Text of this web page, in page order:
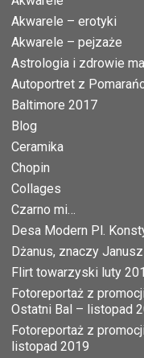
Akwarele – erotyki
Akwarele – pejzaże
Astrologia i zdrowie
Autoportret z
Baltimore 2017
Blog
Ceramika
Chopin
Collages
Czarno mi…
Desa Modern Pl.
Dżanus, znaczy Janusz
Flirt towarzyski luty
Fotoreportaż z
Ostatni Bal – listopad
Fotoreportaż z
listopad 2019